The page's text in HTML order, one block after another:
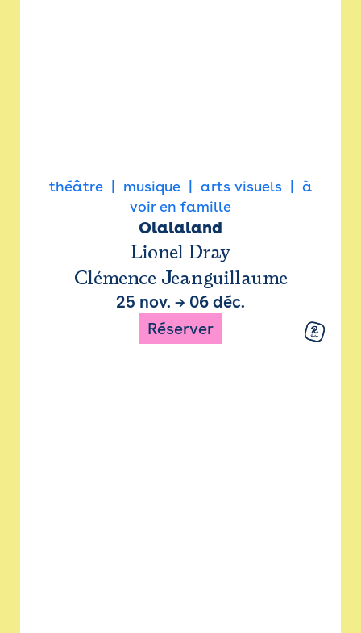
théâtre musique arts visuels
à
voir en famille
Olalaland
Lionel Dray
Clémence Jeanguillaume
25 nov. → 06 déc.
Réserver